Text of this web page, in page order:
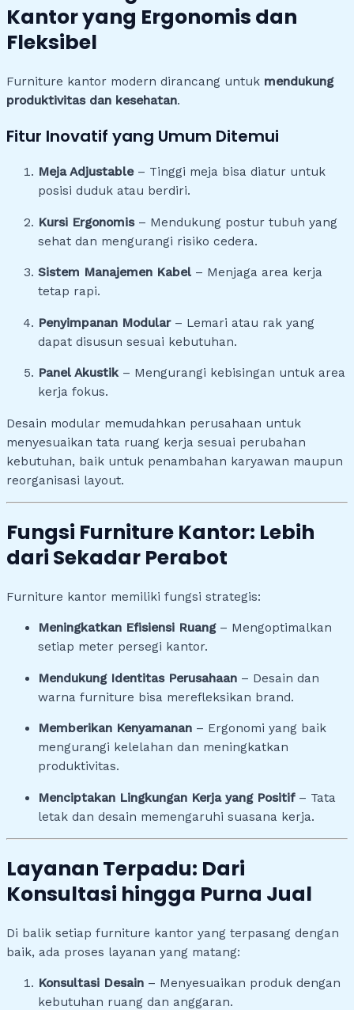
Kantor yang Ergonomis dan
Fleksibel
Furniture kantor modern dirancang untuk mendukung
produktivitas dan kesehatan.
Fitur Inovatif yang Umum Ditemui
Meja Adjustable– Tinggi meja bisa diatur untuk
posisi duduk atau berdiri.
Kursi Ergonomis– Mendukung postur tubuh yang
sehat dan mengurangi risiko cedera.
Sistem Manajemen Kabel – Menjaga area kerja
tetap rapi.
Penyimpanan Modular– Lemari atau rak yang
dapat disusun sesuai kebutuhan.
Panel Akustik – Mengurangi kebisingan untuk area
kerja fokus.
Desain modular memudahkan perusahaan untuk
menyesuaikan tata ruang kerja sesuai perubahan
kebutuhan, baik untuk penambahan karyawan maupun
reorganisasi layout.
Fungsi Furniture Kantor: Lebih
dari Sekadar Perabot
Furniture kantor memiliki fungsi strategis:
Meningkatkan Efisiensi Ruang– Mengoptimalkan
setiap meter persegi kantor.
Mendukung Identitas Perusahaan – Desain dan
warna furniture bisa merefleksikan brand.
Memberikan Kenyamanan – Ergonomi yang baik
mengurangi kelelahan dan meningkatkan
produktivitas.
Menciptakan Lingkungan Kerja yang Positif– Tata
letak dan desain memengaruhi suasana kerja.
Layanan Terpadu: Dari
Konsultasi hingga Purna Jual
Di balik setiap furniture kantor yang terpasang dengan
baik, ada proses layanan yang matang:
Konsultasi Desain – Menyesuaikan produk dengan
kebutuhan ruang dan anggaran.